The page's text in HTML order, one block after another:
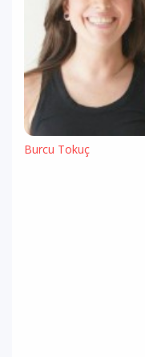
Burcu Tokuç